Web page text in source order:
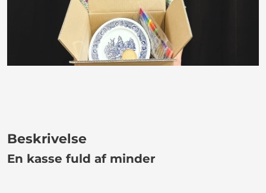
Beskrivelse
En kasse fuld af minder